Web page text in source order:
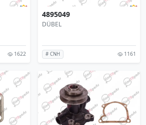
1622
4895049
DÜBEL
# CNH 1161